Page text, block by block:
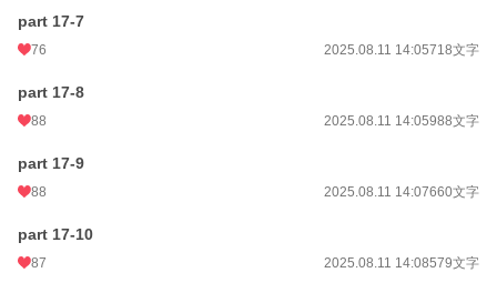
part 17-7
76 2025.08.11 14:05718文字
part 17-8
88 2025.08.11 14:05988文字
part 17-9
88 2025.08.11 14:07660文字
part 17-10
87 2025.08.11 14:08579文字